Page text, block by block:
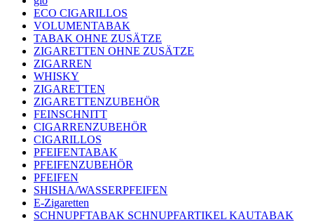
ECO CIGARILLOS
VOLUMENTABAK
TABAK OHNE ZUSÄTZE
ZIGARETTEN OHNE ZUSÄTZE
ZIGARREN
WHISKY
ZIGARETTEN
ZIGARETTENZUBEHÖR
FEINSCHNITT
CIGARRENZUBEHÖR
CIGARILLOS
PFEIFENTABAK
PFEIFENZUBEHÖR
PFEIFEN
SHISHA/WASSERPFEIFEN
E-Zigaretten
SCHNUPFTABAK SCHNUPFARTIKEL KAUTABAK